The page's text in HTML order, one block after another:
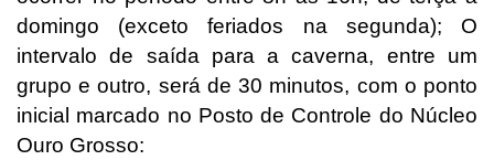
domingo (exceto feriados na segunda); O
intervalo de saída para a caverna, entre um
grupo e outro, será de 30 minutos, com o ponto
inicial marcado no Posto de Controle do Núcleo
Ouro Grosso: